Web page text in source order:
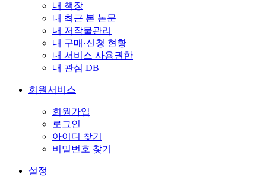
내 책장
내 최근 본 논문
내 저작물관리
내 구매·신청 현황
내 서비스 사용권한
내 관심 DB
회원서비스
회원가입
로그인
아이디 찾기
비밀번호 찾기
설정